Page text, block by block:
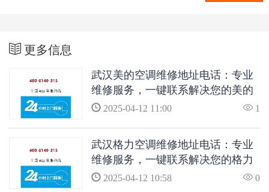
更多信息
武汉美的空调维修地址电话：专业
维修服务，一键联系解决您的美的
空调问题
2025-04-12 11:00 1
武汉格力空调维修地址电话：专业
维修服务，一键联系解决您的格力
空调问题
2025-04-12 10:58 0